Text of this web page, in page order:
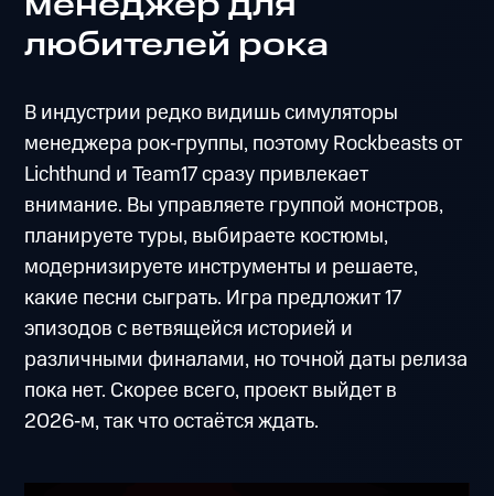
любителей рока
В индустрии редко видишь симуляторы
менеджера рок‑группы, поэтому Rockbeasts от
Lichthund и Team17 сразу привлекает
внимание. Вы управляете группой монстров,
планируете туры, выбираете костюмы,
модернизируете инструменты и решаете,
какие песни сыграть. Игра предложит 17
эпизодов с ветвящейся историей и
различными финалами, но точной даты релиза
пока нет. Скорее всего, проект выйдет в
2026‑м, так что остаётся ждать.